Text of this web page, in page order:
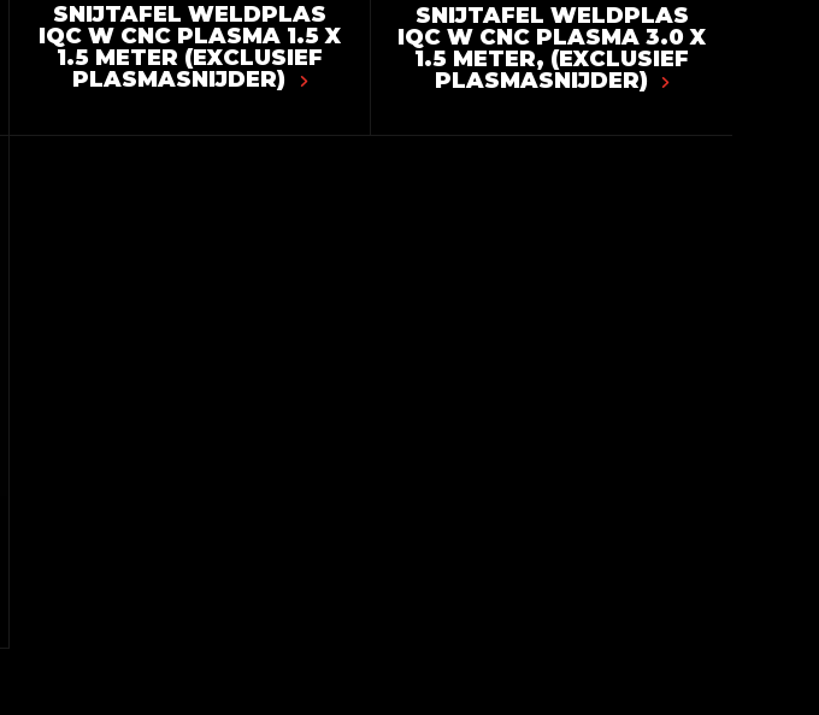
SNIJTAFEL WELDPLAS
IQC W CNC PLASMA 1.5 X
1.5 METER (EXCLUSIEF
PLASMASNIJDER)
SNIJTAFEL WELDPLAS
IQC W CNC PLASMA 3.0 X
1.5 METER, (EXCLUSIEF
PLASMASNIJDER)